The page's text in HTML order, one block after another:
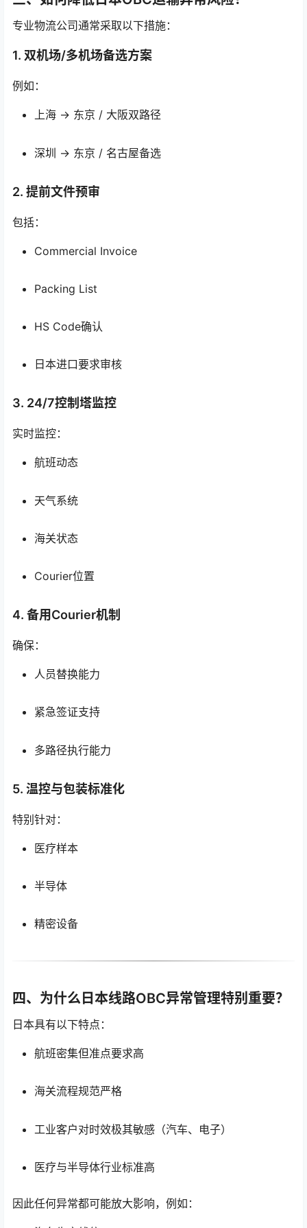
专业物流公司通常采取以下措施：
1. 双机场/多机场备选方案
例如：
上海 → 东京 / 大阪双路径
深圳 → 东京 / 名古屋备选
2. 提前文件预审
包括：
Commercial Invoice
Packing List
HS Code确认
日本进口要求审核
3. 24/7控制塔监控
实时监控：
航班动态
天气系统
海关状态
Courier位置
4. 备用Courier机制
确保：
人员替换能力
紧急签证支持
多路径执行能力
5. 温控与包装标准化
特别针对：
医疗样本
半导体
精密设备
四、为什么日本线路OBC异常管理特别重要？
日本具有以下特点：
航班密集但准点要求高
海关流程规范严格
工业客户对时效极其敏感（汽车、电子）
医疗与半导体行业标准高
因此任何异常都可能放大影响，例如：